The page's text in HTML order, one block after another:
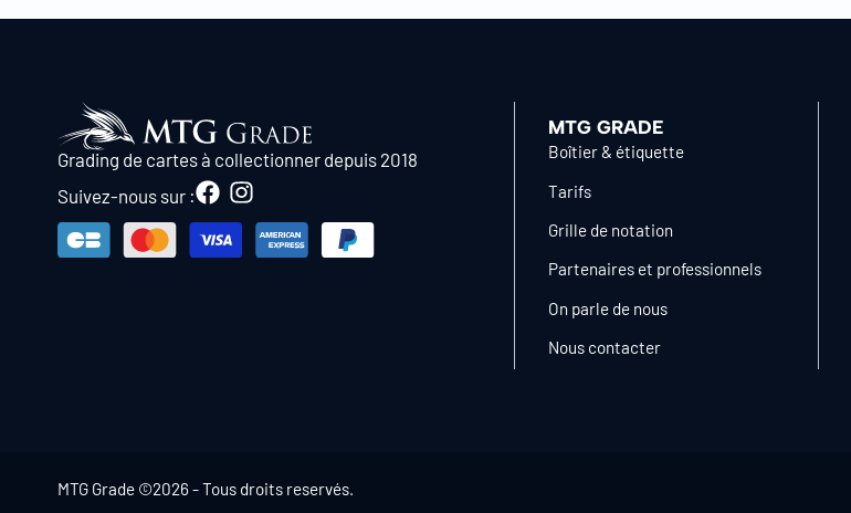
Grading de cartes à collectionner depuis 2018
Suivez-nous sur :
MTG GRADE
Boîtier & étiquette
Tarifs
Grille de notation
Partenaires et professionnels
On parle de nous
Nous contacter
MTG Grade ©2026 - Tous droits reservés.